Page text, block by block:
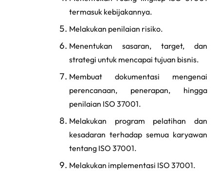
termasuk kebijakannya.
Melakukan penilaian risiko.
Menentukan sasaran, target, dan
strategi untuk mencapai tujuan bisnis.
Membuat dokumentasi mengenai
perencanaan, penerapan, hingga
penilaian ISO 37001.
Melakukan program pelatihan dan
kesadaran terhadap semua karyawan
tentang ISO 37001.
Melakukan implementasi ISO 37001.